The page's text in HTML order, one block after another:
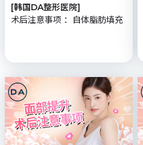
[韩国DA整形医院]
术后注意事项 ：自体脂肪填充